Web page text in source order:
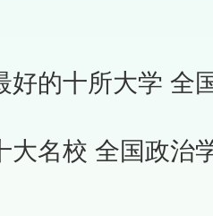
好的十所大学 全
大名校 全国政治